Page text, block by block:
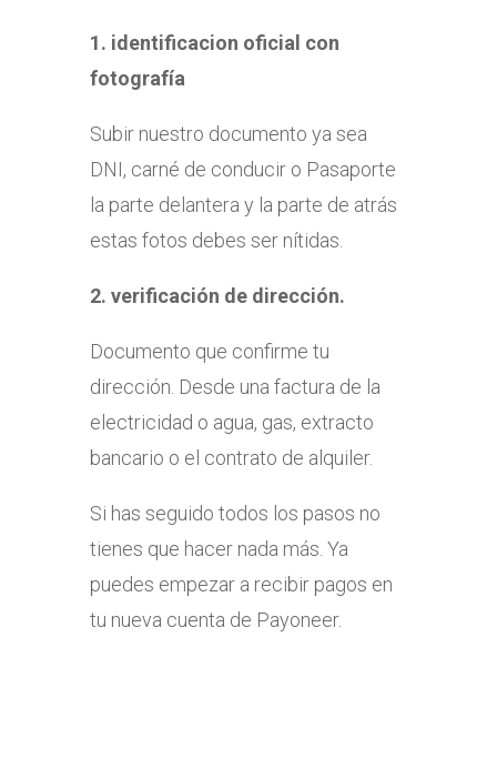
1. identificacion oficial con
fotografía
Subir nuestro documento ya sea
DNI, carné de conducir o Pasaporte
la parte delantera y la parte de atrás
estas fotos debes ser nítidas.
2. verificación de dirección.
Documento que confirme tu
dirección. Desde una factura de la
electricidad o agua, gas, extracto
bancario o el contrato de alquiler.
Si has seguido todos los pasos no
tienes que hacer nada más. Ya
puedes empezar a recibir pagos en
tu nueva cuenta de Payoneer.